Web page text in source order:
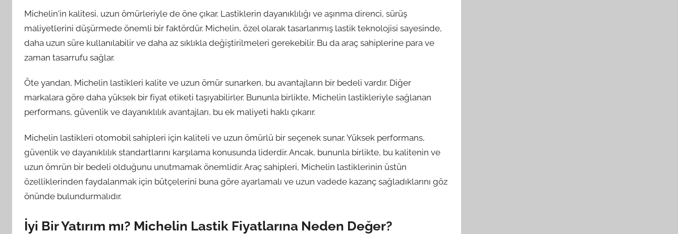
Michelin'in kalitesi, uzun ömürleriyle de öne çıkar. Lastiklerin dayanıklılığı ve aşınma direnci, sürüş
maliyetlerini düşürmede önemli bir faktördür. Michelin, özel olarak tasarlanmış lastik teknolojisi sayesinde,
daha uzun süre kullanılabilir ve daha az sıklıkla değiştirilmeleri gerekebilir. Bu da araç sahiplerine para ve
zaman tasarrufu sağlar.
Öte yandan, Michelin lastikleri kalite ve uzun ömür sunarken, bu avantajların bir bedeli vardır. Diğer
markalara göre daha yüksek bir fiyat etiketi taşıyabilirler. Bununla birlikte, Michelin lastikleriyle sağlanan
performans, güvenlik ve dayanıklılık avantajları, bu ek maliyeti haklı çıkarır.
Michelin lastikleri otomobil sahipleri için kaliteli ve uzun ömürlü bir seçenek sunar. Yüksek performans,
güvenlik ve dayanıklılık standartlarını karşılama konusunda liderdir. Ancak, bununla birlikte, bu kalitenin ve
uzun ömrün bir bedeli olduğunu unutmamak önemlidir. Araç sahipleri, Michelin lastiklerinin üstün
özelliklerinden faydalanmak için bütçelerini buna göre ayarlamalı ve uzun vadede kazanç sağladıklarını göz
önünde bulundurmalıdır.
İyi Bir Yatırım mı? Michelin Lastik Fiyatlarına Neden Değer?